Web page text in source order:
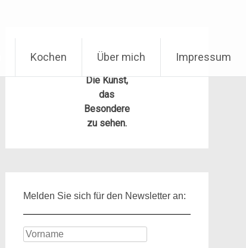
Kochen Über mich Impressum
Die Kunst,
das
Besondere
zu sehen.
Melden Sie sich für den Newsletter an: